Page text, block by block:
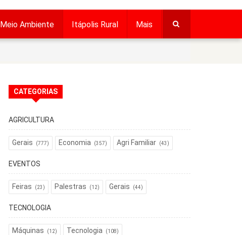
Meio Ambiente Itápolis Rural Mais
CATEGORIAS
AGRICULTURA
Gerais (777) Economia (357) Agri Familiar (43)
EVENTOS
Feiras (23) Palestras (12) Gerais (44)
TECNOLOGIA
Máquinas (12) Tecnologia (108)